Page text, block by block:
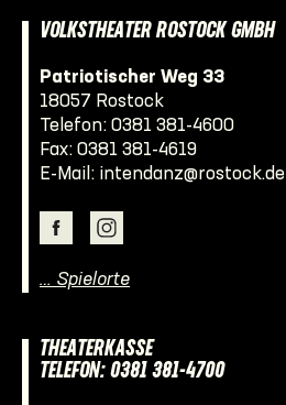
VOLKSTHEATER ROSTOCK GMBH
Patriotischer Weg 33
18057 Rostock
Telefon: 0381 381-4600
Fax: 0381 381-4619
E-Mail: intendanz@rostock.de
… Spielorte
THEATERKASSE
TELEFON: 0381 381-4700